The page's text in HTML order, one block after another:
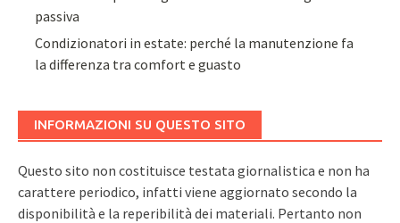
passiva
Condizionatori in estate: perché la manutenzione fa
la differenza tra comfort e guasto
INFORMAZIONI SU QUESTO SITO
Questo sito non costituisce testata giornalistica e non ha
carattere periodico, infatti viene aggiornato secondo la
disponibilità e la reperibilità dei materiali. Pertanto non